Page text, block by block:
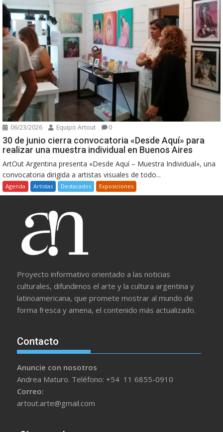
06/23/2026 Equipo Artout 0
30 de junio cierra convocatoria «Desde Aquí» para
realizar una muestra individual en Buenos Aires
ArtOut Argentina presenta «Desde Aquí – Muestra Individual», una
convocatoria dirigida a artistas visuales de todo...
Agenda Artistas Destacados Exposiciones
Proyecto informativo orientado a las noticias
culturales, difundimos el arte y la cultura argentina y
latinoamericana, que promete mostrar al mundo de
forma fresca y amena, el contenido más actualizado.
Contacto
Anuncie con nosotros
Andrea Maturo. Teléfono: +54 11 6855-0910
Correo:
artout.arte@gmail.com